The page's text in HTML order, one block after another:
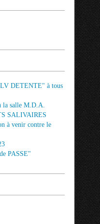
DETENTE" à tous
la salle M.D.A.
SALIVAIRES
à venir contre le
PASSE"